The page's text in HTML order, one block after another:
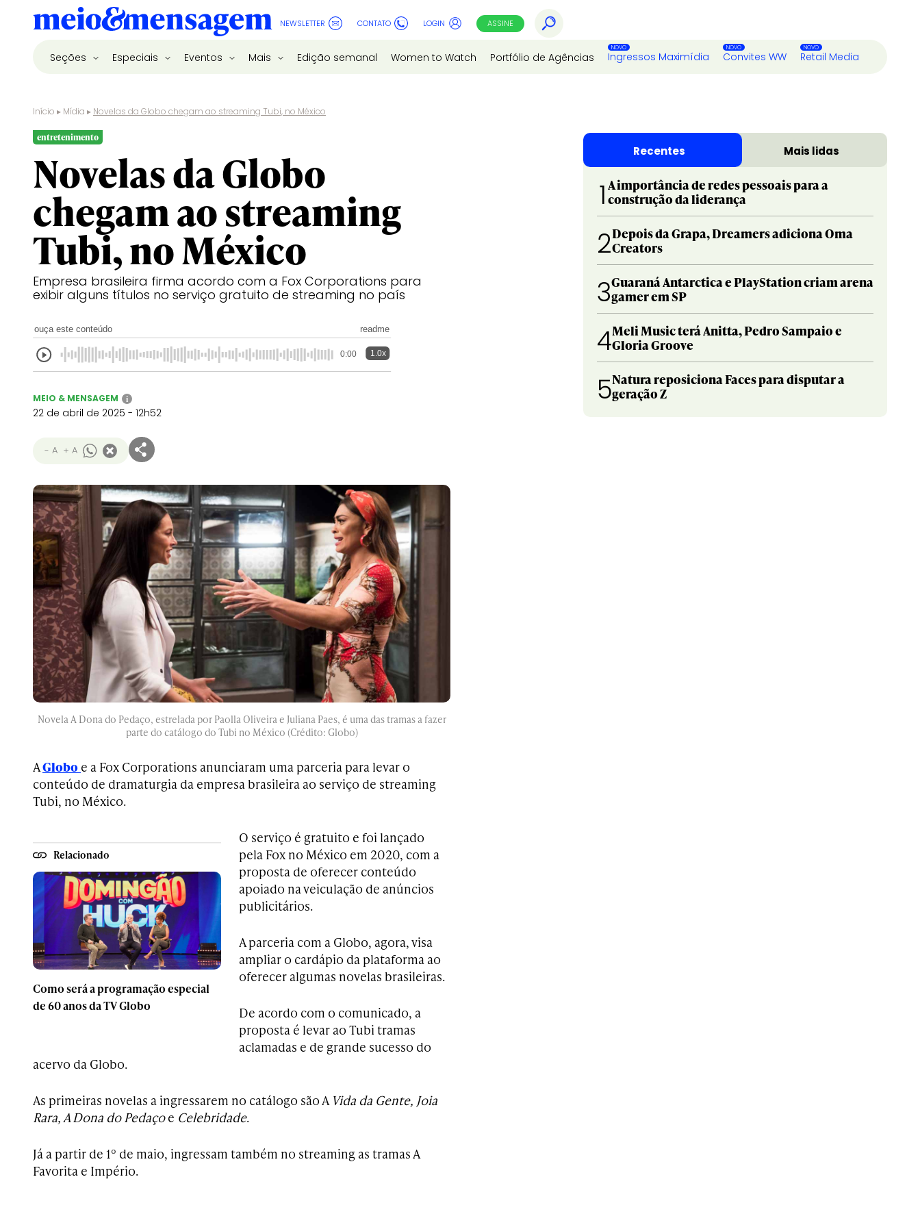
NEWSLETTER CONTATO LOGIN ASSINE
Seções Especiais Eventos Mais Edição semanal Women to Watch Portfólio de Agências Ingressos Maximídia Convites WW Retail Media
Início ▸ Mídia ▸ Novelas da Globo chegam ao streaming Tubi, no México
entretenimento
Novelas da Globo
chegam ao streaming
Tubi, no México
Empresa brasileira firma acordo com a Fox Corporations para
exibir alguns títulos no serviço gratuito de streaming no país
ouça este conteúdo readme
0:00 1.0x
MEIO & MENSAGEM i
22 de abril de 2025 - 12h52
- A + A
Novela A Dona do Pedaço, estrelada por Paolla Oliveira e Juliana Paes, é uma das tramas a fazer
parte do catálogo do Tubi no México (Crédito: Globo)
AGlobo e a Fox Corporations anunciaram uma parceria para levar o
conteúdo de dramaturgia da empresa brasileira ao serviço de streaming
Tubi, no México.
Relacionado
Como será a programação especial
de 60 anos da TV Globo
O serviço é gratuito e foi lançado
pela Fox no México em 2020, com a
proposta de oferecer conteúdo
apoiado na veiculação de anúncios
publicitários.
A parceria com a Globo, agora, visa
ampliar o cardápio da plataforma ao
oferecer algumas novelas brasileiras.
De acordo com o comunicado, a
proposta é levar ao Tubi tramas
aclamadas e de grande sucesso do
acervo da Globo.
As primeiras novelas a ingressarem no catálogo são AVida da Gente, Joia
Rara, A Dona do Pedaçoe Celebridade.
Já a partir de 1º de maio, ingressam também no streaming as tramas A
Favorita e Império.
Recentes Mais lidas
1 A importância de redes pessoais para a
construção da liderança
2Depois da Grapa, Dreamers adiciona Oma
Creators
3Guaraná Antarctica e PlayStation criam arena
gamer em SP
4Meli Music terá Anitta, Pedro Sampaio e
Gloria Groove
5Natura reposiciona Faces para disputar a
geração Z